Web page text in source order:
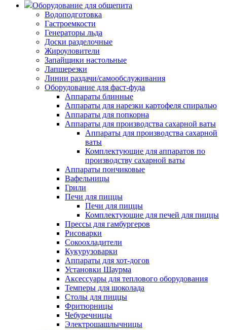
Оборудование для общепита
Водоподготовка
Гастроемкости
Генераторы льда
Доски разделочные
Жироуловители
Запайщики настольные
Лапшерезки
Линии раздачи/самообслуживания
Оборудование для фаст-фуда
Аппараты блинные
Аппараты для нарезки картофеля спиралью
Аппараты для попкорна
Аппараты для производства сахарной ваты
Аппараты для производства сахарной
ваты
Комплектующие для аппаратов по
производству сахарной ваты
Аппараты пончиковые
Вафельницы
Грили
Печи для пиццы
Печи для пиццы
Комплектующие для печей для пиццы
Прессы для гамбургеров
Рисоварки
Сокоохладители
Кукурузоварки
Аппараты для хот-догов
Установки Шаурма
Аксессуары для теплового оборудования
Темперы для шоколада
Столы для пиццы
Фритюрницы
Чебуречницы
Электрошашлычницы